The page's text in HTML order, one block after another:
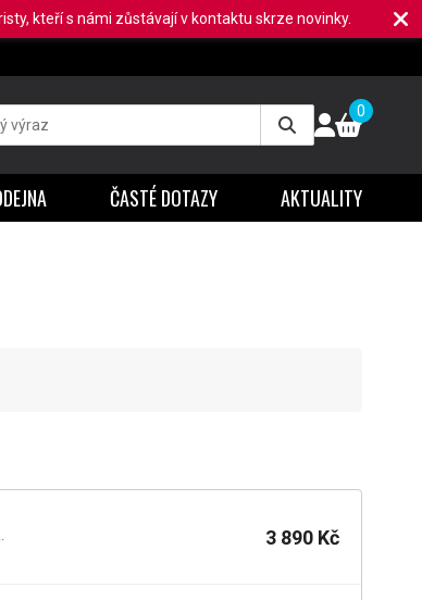
0
ČASTÉ DOTAZY AKTUALITY
3 890 Kč
kteří s námi zůstávají v kontaktu skrze novinky.